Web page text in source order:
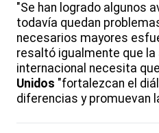
"Se han logrado algunos
todavía quedan
necesarios mayores
resaltó igualmente que
internacional necesita que
Unidos "fortalezcan el
diferencias y promuevan